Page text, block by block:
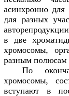
асинхронно
для разных
в две
хромосомы,
разным полюсам
По
хромосомы,
вступают в